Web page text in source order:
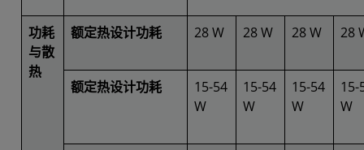
功耗
与散
热
额定热设计功耗 28 W 28 W 28 W 28
额定热设计功耗
15-54
W
15-54
W
15-54
W
15-
W